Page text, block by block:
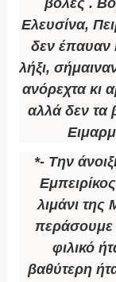
βολές .
Ελευσίνα,
δεν έπαυαν
λήξι,
ανόρεχτα κι
αλλά δεν τα
*- Την
λιμάνι
περάσουμε
φιλικό
βαθύτερη